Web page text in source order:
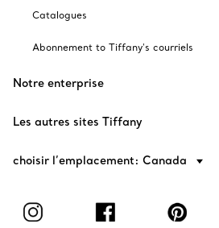
Catalogues
Abonnement to Tiffany's courriels
Notre enterprise
Les autres sites Tiffany
choisir l’emplacement: Canada